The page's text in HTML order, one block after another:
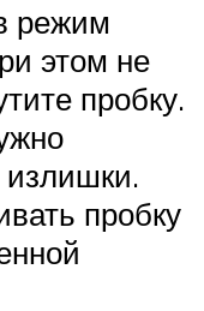
режим
этом не
пробку.
излишки.
пробку